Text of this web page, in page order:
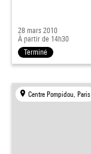
28 mars 2010
À partir de 14h30
Terminé
Centre Pompidou, Paris